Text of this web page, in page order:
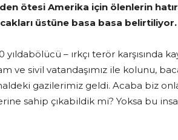
ötesi Amerika için ölenlerin
üstüne basa basa belirtiliyor.
– ırkçı terör karşısında
ve sivil vatandaşımız ile kolunu,
gazilerimiz geldi. Acaba biz
sahip çıkabildik mi? Yoksa bu